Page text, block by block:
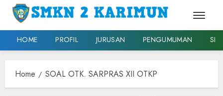
HOME PROFIL JURUSAN PENGUMUMAN
Home SOAL OTK. SARPRAS XII OTKP